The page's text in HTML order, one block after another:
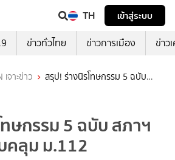
TH
เข้าสู่ระบบ
ข่าวทั่วไทย ข่าวการเมือง ข่าว
เจาะข่าว
สรุป! ร่างนิรโทษกรรม 5 ฉบับ
ษกรรม 5 ฉบับ สภาฯ
คลุม ม.112